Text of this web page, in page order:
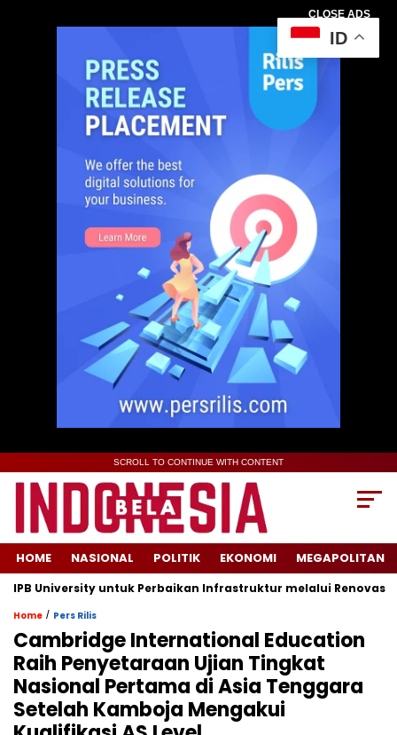
CLOSE ADS
SCROLL TO CONTINUE WITH CONTENT
HOME NASIONAL POLITIK EKONOMI MEGAPOLITAN
untuk Perbaikan Infrastruktur melalui Renovasi Ruang
Home / Pers Rilis
Cambridge International Education
Raih Penyetaraan Ujian Tingkat
Nasional Pertama di Asia Tenggara
Setelah Kamboja Mengakui
ID